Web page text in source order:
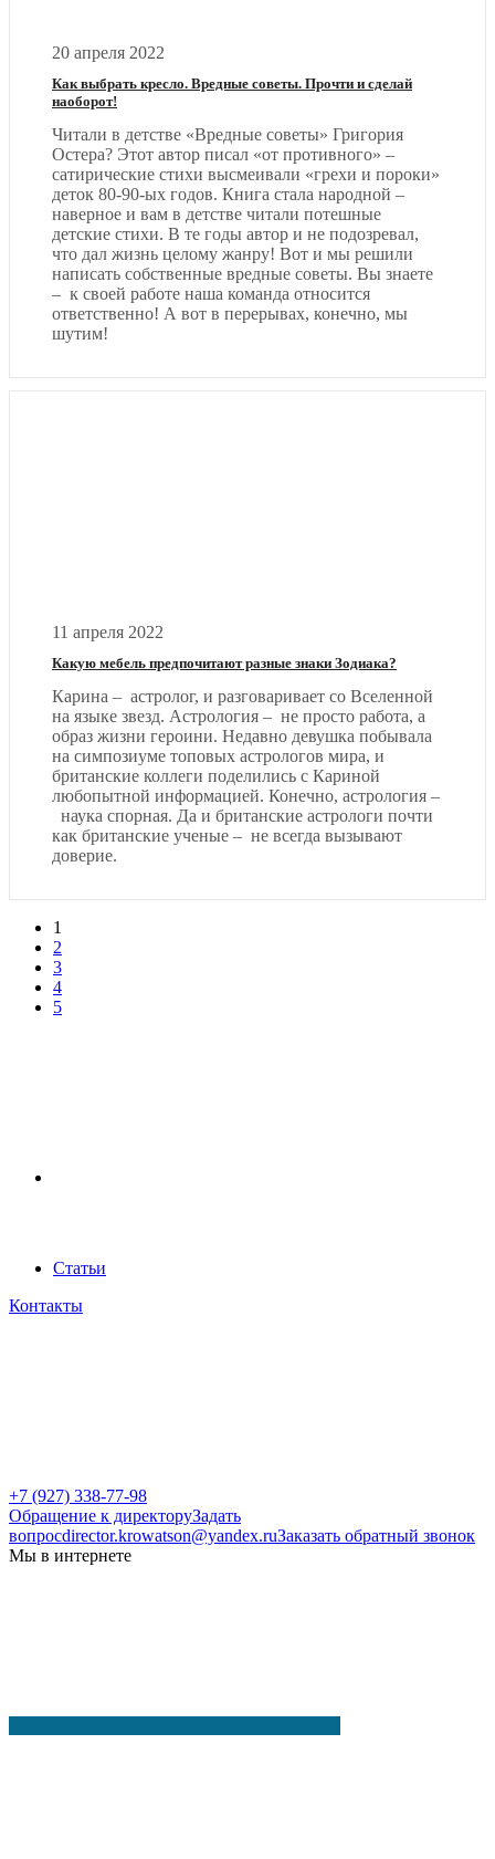
20 апреля 2022
Как выбрать кресло. Вредные советы. Прочти и сделай
наоборот!
Читали в детстве «Вредные советы» Григория
Остера? Этот автор писал «от противного» –
сатирические стихи высмеивали «грехи и пороки»
деток 80-90-ых годов. Книга стала народной –
наверное и вам в детстве читали потешные
детские стихи. В те годы автор и не подозревал,
что дал жизнь целому жанру! Вот и мы решили
написать собственные вредные советы. Вы знаете
– к своей работе наша команда относится
ответственно! А вот в перерывах, конечно, мы
шутим!
11 апреля 2022
Какую мебель предпочитают разные знаки Зодиака?
Карина – астролог, и разговаривает со Вселенной
на языке звезд. Астрология – не просто работа, а
образ жизни героини. Недавно девушка побывала
на симпозиуме топовых астрологов мира, и
британские коллеги поделились с Кариной
любопытной информацией. Конечно, астрология –
наука спорная. Да и британские астрологи почти
как британские ученые – не всегда вызывают
доверие.
1
2
3
4
5
Статьи
Контакты
+7 (927) 338-77-98
Обращение к директоруЗадать
вопросdirector.krowatson@yandex.ruЗаказать обратный звонок
Мы в интернете